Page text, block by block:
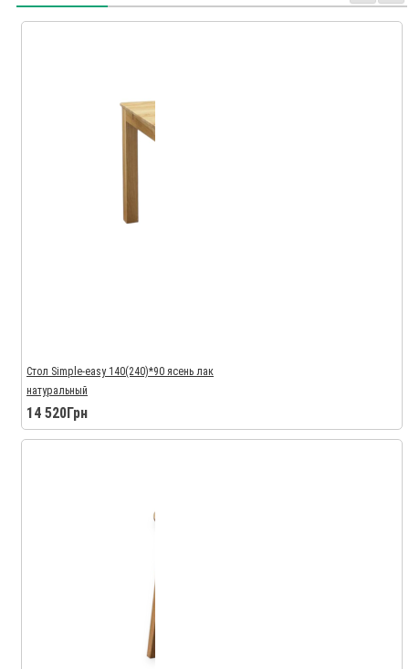
Стол Simple-easy 140(240)*90 ясень лак
натуральный
14 520Грн